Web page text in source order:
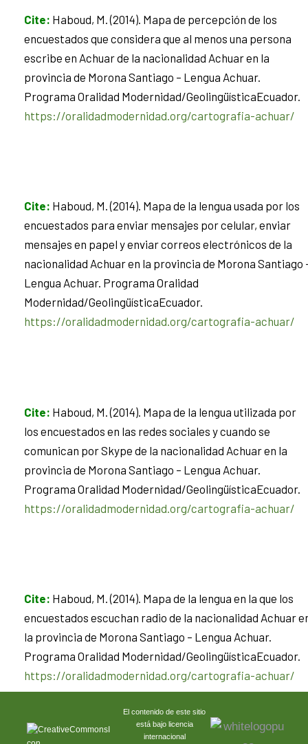
Cite: Haboud, M. (2014). Mapa de percepción de los
encuestados que considera que al menos una persona
escribe en Achuar de la nacionalidad Achuar en la
provincia de Morona Santiago – Lengua Achuar.
Programa Oralidad Modernidad/GeolingüísticaEcuador.
https://oralidadmodernidad.org/cartografia-achuar/
Cite: Haboud, M. (2014). Mapa de la lengua usada por los
encuestados para enviar mensajes por celular, enviar
mensajes en papel y enviar correos electrónicos de la
nacionalidad Achuar en la provincia de Morona Santiago
Lengua Achuar. Programa Oralidad
Modernidad/GeolingüísticaEcuador.
https://oralidadmodernidad.org/cartografia-achuar/
Cite: Haboud, M. (2014). Mapa de la lengua utilizada por
los encuestados en las redes sociales y cuando se
comunican por Skype de la nacionalidad Achuar en la
provincia de Morona Santiago – Lengua Achuar.
Programa Oralidad Modernidad/GeolingüísticaEcuador.
https://oralidadmodernidad.org/cartografia-achuar/
Cite: Haboud, M. (2014). Mapa de la lengua en la que los
encuestados escuchan radio de la nacionalidad Achuar
la provincia de Morona Santiago – Lengua Achuar.
Programa Oralidad Modernidad/GeolingüísticaEcuador.
https://oralidadmodernidad.org/cartografia-achuar/
El contenido de este sitio
está bajo licencia
internacional